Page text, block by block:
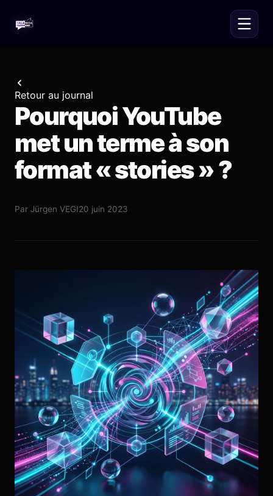
Retour au journal
Pourquoi YouTube
met un terme à son
format « stories » ?
Par Jürgen VEGI20 juin 2023